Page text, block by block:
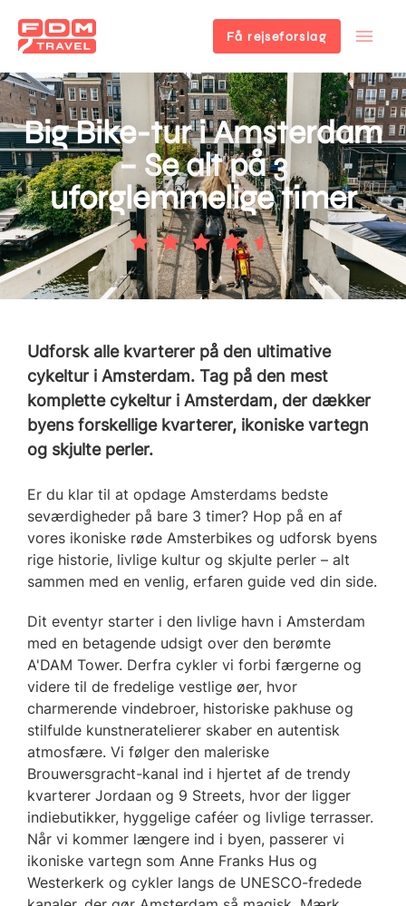
Gå
til
hovedindhold
Få rejseforslag
Big Bike-tur i Amsterdam
– Se alt på 3
uforglemmelige timer
Udforsk alle kvarterer på den ultimative
cykeltur i Amsterdam. Tag på den mest
komplette cykeltur i Amsterdam, der dækker
byens forskellige kvarterer, ikoniske vartegn
og skjulte perler.
Er du klar til at opdage Amsterdams bedste
seværdigheder på bare 3 timer? Hop på en af
vores ikoniske røde Amsterbikes og udforsk byens
rige historie, livlige kultur og skjulte perler – alt
sammen med en venlig, erfaren guide ved din side.
Dit eventyr starter i den livlige havn i Amsterdam
med en betagende udsigt over den berømte
A'DAM Tower. Derfra cykler vi forbi færgerne og
videre til de fredelige vestlige øer, hvor
charmerende vindebroer, historiske pakhuse og
stilfulde kunstneratelierer skaber en autentisk
atmosfære. Vi følger den maleriske
Brouwersgracht-kanal ind i hjertet af de trendy
kvarterer Jordaan og 9 Streets, hvor der ligger
indiebutikker, hyggelige caféer og livlige terrasser.
Når vi kommer længere ind i byen, passerer vi
ikoniske vartegn som Anne Franks Hus og
Westerkerk og cykler langs de UNESCO-fredede